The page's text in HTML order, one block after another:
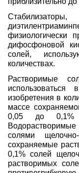
физиологически
дифосфоновой
солей,
количествах.
Растворимые
изобретения в
массе
0,05 до 0,1%
солями
сохраняемые
0,1% солей
растворимых